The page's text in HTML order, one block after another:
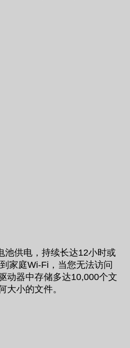
池供电，持续长达12小时或
家庭Wi-Fi，当您无法访问
动器中存储多达10,000个文
大小的文件。